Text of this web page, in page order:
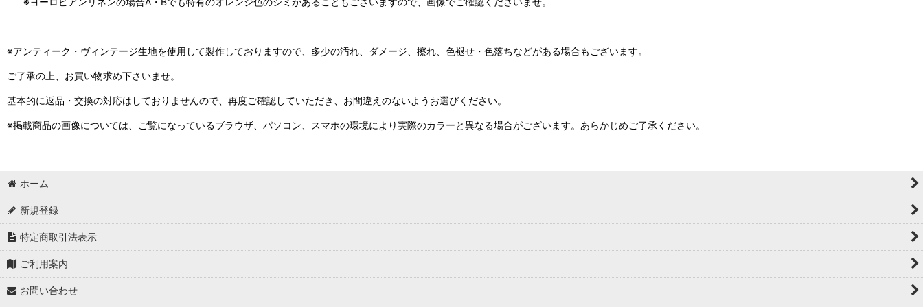
※アンティーク・ヴィンテージ生地を使用して製作しておりますので、多少の汚れ、ダメージ、擦れ、色褪せ・色落ちなどがある場合もございます。
ご了承の上、お買い物求め下さいませ。
基本的に返品・交換の対応はしておりませんので、再度ご確認していただき、お間違えのないようお選びください。
※掲載商品の画像については、ご覧になっているブラウザ、パソコン、スマホの環境により実際のカラーと異なる場合がございます。あらかじめご了承ください。
ホーム
新規登録
特定商取引法表示
ご利用案内
お問い合わせ